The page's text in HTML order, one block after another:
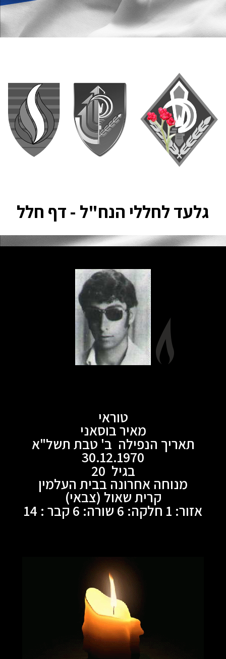
גלעד לחללי הנח"ל - דף חלל
טוראי
מאיר בוסאני
תאריך הנפילה ב' טבת תשל"א
30.12.1970
בגיל 20
מנוחה אחרונה בבית העלמין
קרית שאול (צבאי)
אזור: 1 חלקה: 6 שורה: 6 קבר : 14